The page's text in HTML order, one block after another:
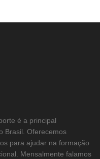
é a principal
Brasil. Oferecemos
para ajudar na formação
Mensalmente falamos